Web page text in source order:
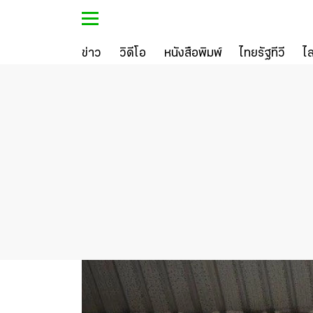
ข่าว วิดีโอ หนังสือพิมพ์ ไทยรัฐทีวี ไ